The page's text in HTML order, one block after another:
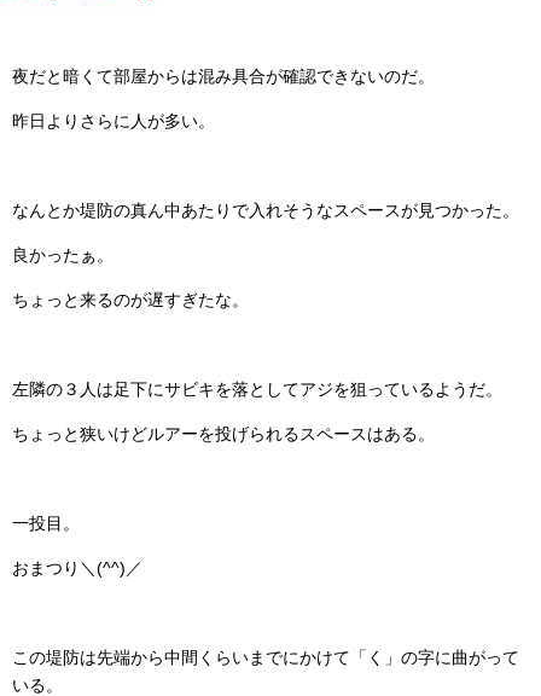
夜だと暗くて部屋からは混み具合が確認できないのだ。
昨日よりさらに人が多い。
なんとか堤防の真ん中あたりで入れそうなスペースが見つかった。
良かったぁ。
ちょっと来るのが遅すぎたな。
左隣の３人は足下にサビキを落としてアジを狙っているようだ。
ちょっと狭いけどルアーを投げられるスペースはある。
一投目。
おまつり＼(^^)／
この堤防は先端から中間くらいまでにかけて「く」の字に曲がって
いる。